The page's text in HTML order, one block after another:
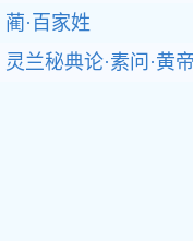
蔺·百家姓
灵兰秘典论·素问·黄